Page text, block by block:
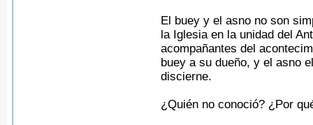
El buey y el asno no son
la Iglesia en la unidad del
acompañantes del
buey a su dueño, y el asno
discierne.
¿Quién no conoció? ¿Por